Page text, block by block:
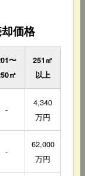
価格
〜
㎡
251㎡
以上
-
4,340
万円
-
62,000
万円